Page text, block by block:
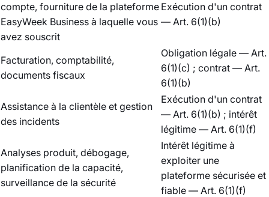
compte, fourniture de la plateforme
EasyWeek Business à laquelle vous
avez souscrit
Exécution d'un contrat
— Art. 6(1)(b)
Facturation, comptabilité,
documents fiscaux
Obligation légale — Art.
6(1)(c) ; contrat — Art.
6(1)(b)
Assistance à la clientèle et gestion
des incidents
Exécution d'un contrat
— Art. 6(1)(b) ; intérêt
légitime — Art. 6(1)(f)
Analyses produit, débogage,
planification de la capacité,
surveillance de la sécurité
Intérêt légitime à
exploiter une
plateforme sécurisée et
fiable — Art. 6(1)(f)